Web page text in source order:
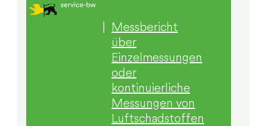
| Messbericht
über
Einzelmessungen
oder
kontinuierliche
Messungen von
Luftschadstoffen